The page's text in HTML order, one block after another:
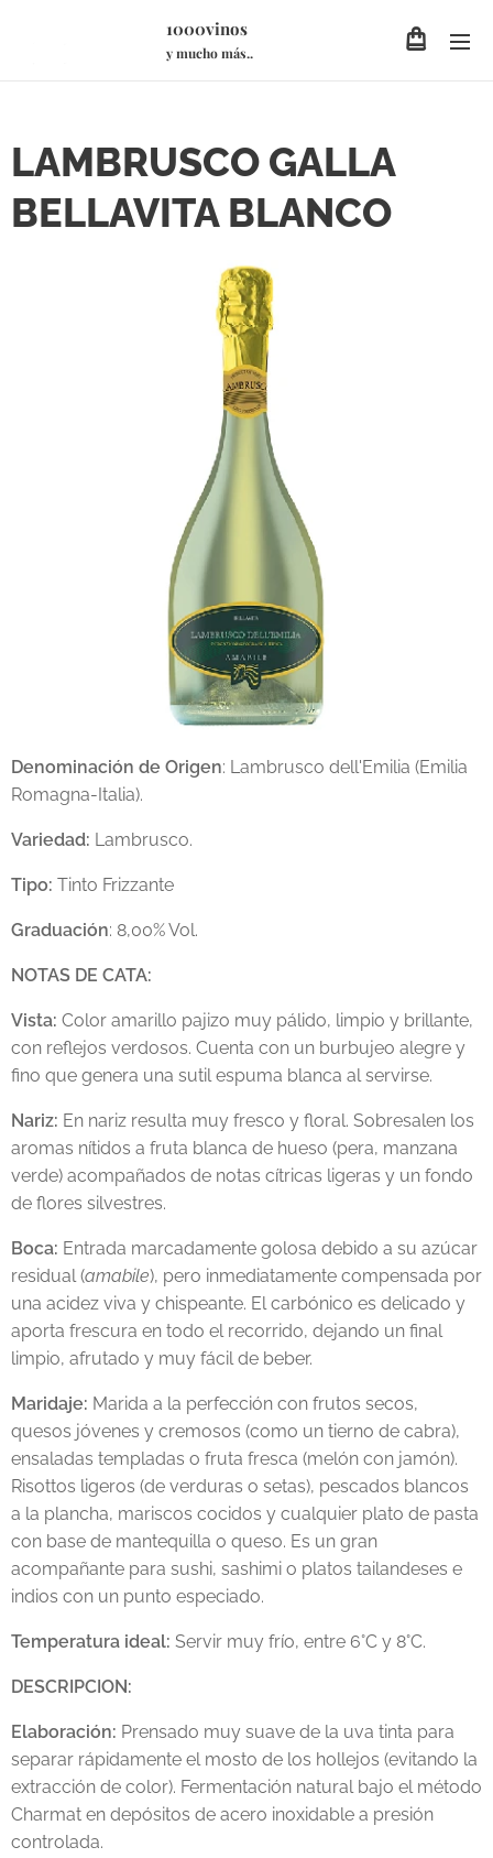
1000vinos
y mucho más..
LAMBRUSCO GALLA
BELLAVITA BLANCO
Denominación de Origen: Lambrusco dell'Emilia (Emilia
Romagna-Italia).
Variedad: Lambrusco.
Tipo: Tinto Frizzante
Graduación: 8,00% Vol.
NOTAS DE CATA:
Vista: Color amarillo pajizo muy pálido, limpio y brillante,
con reflejos verdosos. Cuenta con un burbujeo alegre y
fino que genera una sutil espuma blanca al servirse.
Nariz: En nariz resulta muy fresco y floral. Sobresalen los
aromas nítidos a fruta blanca de hueso (pera, manzana
verde) acompañados de notas cítricas ligeras y un fondo
de flores silvestres.
Boca: Entrada marcadamente golosa debido a su azúcar
residual (amabile), pero inmediatamente compensada por
una acidez viva y chispeante. El carbónico es delicado y
aporta frescura en todo el recorrido, dejando un final
limpio, afrutado y muy fácil de beber.
Maridaje: Marida a la perfección con frutos secos,
quesos jóvenes y cremosos (como un tierno de cabra),
ensaladas templadas o fruta fresca (melón con jamón).
Risottos ligeros (de verduras o setas), pescados blancos
a la plancha, mariscos cocidos y cualquier plato de pasta
con base de mantequilla o queso. Es un gran
acompañante para sushi, sashimi o platos tailandeses e
indios con un punto especiado.
Temperatura ideal: Servir muy frío, entre 6°C y 8°C.
DESCRIPCION:
Elaboración: Prensado muy suave de la uva tinta para
separar rápidamente el mosto de los hollejos (evitando la
extracción de color). Fermentación natural bajo el método
Charmat en depósitos de acero inoxidable a presión
controlada.